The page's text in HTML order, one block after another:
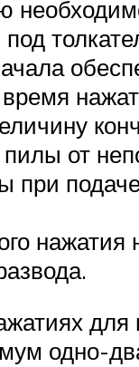
пилы от
при
одно-